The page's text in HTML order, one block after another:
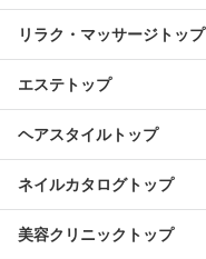
リラク・マッサージトップ
エステトップ
ヘアスタイルトップ
ネイルカタログトップ
美容クリニックトップ